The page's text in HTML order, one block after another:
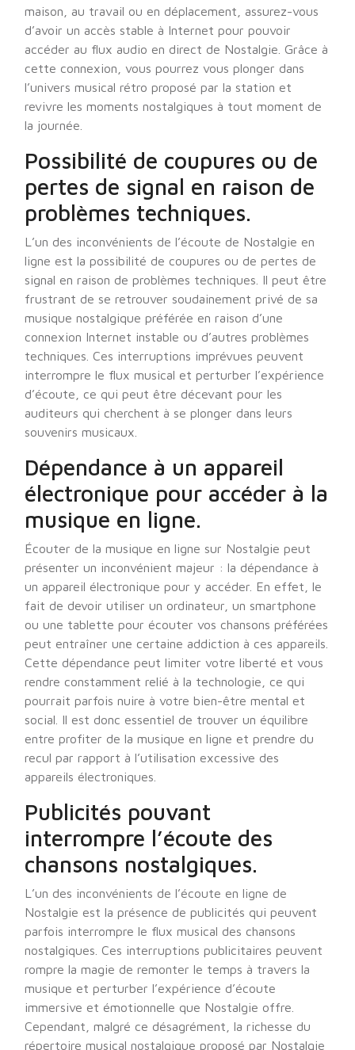
maison, au travail ou en déplacement, assurez-vous
d’avoir un accès stable à Internet pour pouvoir
accéder au flux audio en direct de Nostalgie. Grâce à
cette connexion, vous pourrez vous plonger dans
l’univers musical rétro proposé par la station et
revivre les moments nostalgiques à tout moment de
la journée.
Possibilité de coupures ou de
pertes de signal en raison de
problèmes techniques.
L’un des inconvénients de l’écoute de Nostalgie en
ligne est la possibilité de coupures ou de pertes de
signal en raison de problèmes techniques. Il peut être
frustrant de se retrouver soudainement privé de sa
musique nostalgique préférée en raison d’une
connexion Internet instable ou d’autres problèmes
techniques. Ces interruptions imprévues peuvent
interrompre le flux musical et perturber l’expérience
d’écoute, ce qui peut être décevant pour les
auditeurs qui cherchent à se plonger dans leurs
souvenirs musicaux.
Dépendance à un appareil
électronique pour accéder à la
musique en ligne.
Écouter de la musique en ligne sur Nostalgie peut
présenter un inconvénient majeur : la dépendance à
un appareil électronique pour y accéder. En effet, le
fait de devoir utiliser un ordinateur, un smartphone
ou une tablette pour écouter vos chansons préférées
peut entraîner une certaine addiction à ces appareils.
Cette dépendance peut limiter votre liberté et vous
rendre constamment relié à la technologie, ce qui
pourrait parfois nuire à votre bien-être mental et
social. Il est donc essentiel de trouver un équilibre
entre profiter de la musique en ligne et prendre du
recul par rapport à l’utilisation excessive des
appareils électroniques.
Publicités pouvant
interrompre l’écoute des
chansons nostalgiques.
L’un des inconvénients de l’écoute en ligne de
Nostalgie est la présence de publicités qui peuvent
parfois interrompre le flux musical des chansons
nostalgiques. Ces interruptions publicitaires peuvent
rompre la magie de remonter le temps à travers la
musique et perturber l’expérience d’écoute
immersive et émotionnelle que Nostalgie offre.
Cependant, malgré ce désagrément, la richesse du
répertoire musical nostalgique proposé par Nostalgie